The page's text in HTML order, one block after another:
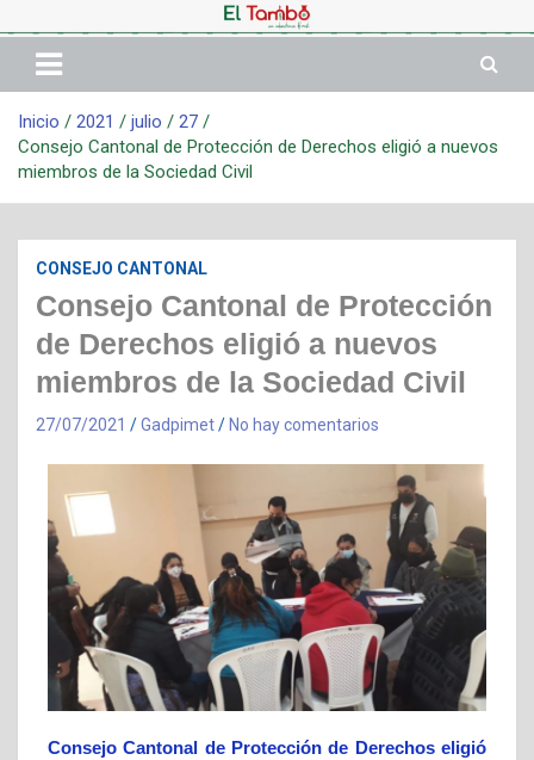
Inicio 2021 julio
27
Consejo Cantonal de Protección de Derechos eligió a nuevos
miembros de la Sociedad Civil
CONSEJO CANTONAL
Consejo Cantonal de Protección
de Derechos eligió a nuevos
miembros de la Sociedad Civil
27/07/2021 Gadpimet No hay comentarios
Consejo Cantonal de Protección de Derechos eligió